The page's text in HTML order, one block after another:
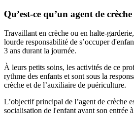
Qu’est-ce qu’un agent de crèche
Travaillant en crèche ou en halte-
lourde responsabilité de s’occuper
3 ans durant la journée.
À leurs petits soins, les activités de ce
rythme des enfants et sont sous la
crèche et de l’auxiliaire de puériculture.
L’objectif principal de l’agent de crèche
socialisation de l'enfant avant son entrée